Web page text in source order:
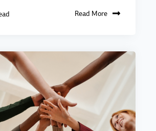
Read More